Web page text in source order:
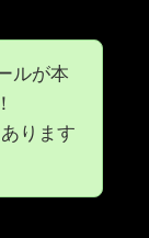
ルが本
ります